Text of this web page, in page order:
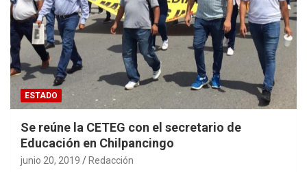
ESTADO
Se reúne la CETEG con el secretario de
Educación en Chilpancingo
junio 20, 2019 Redacción